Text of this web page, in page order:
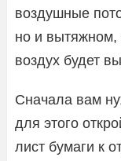
воздушные
но и
воздух будет
Сначала вам
для этого
лист бумаги к